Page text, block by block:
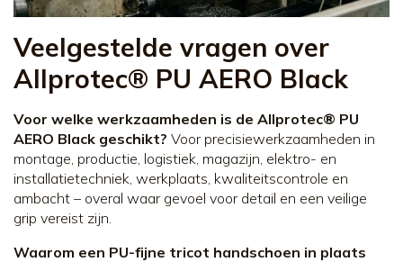
Veelgestelde vragen over
Allprotec® PU AERO Black
Voor welke werkzaamheden is de Allprotec® PU
AERO Black geschikt? Voor precisiewerkzaamheden in
montage, productie, logistiek, magazijn, elektro- en
installatietechniek, werkplaats, kwaliteitscontrole en
ambacht – overal waar gevoel voor detail en een veilige
grip vereist zijn.
Waarom een PU-fijne tricot handschoen in plaats